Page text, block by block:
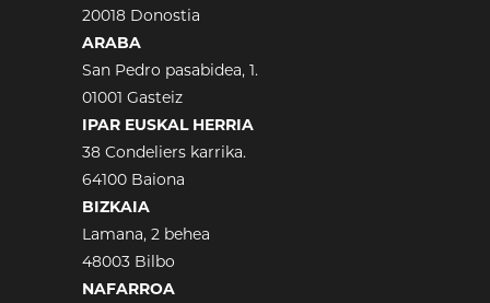
20018 Donostia
ARABA
San Pedro pasabidea, 1.
01001 Gasteiz
IPAR EUSKAL HERRIA
38 Condeliers karrika.
64100 Baiona
BIZKAIA
Lamana, 2 behea
48003 Bilbo
NAFARROA